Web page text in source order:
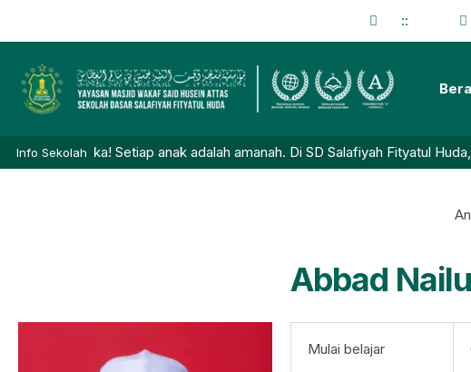
::
Info Sekolah
Dibuka! Setiap anak adalah amanah. Di SD Salafiyah Fityatul Huda,
Abbad
Mulai belajar